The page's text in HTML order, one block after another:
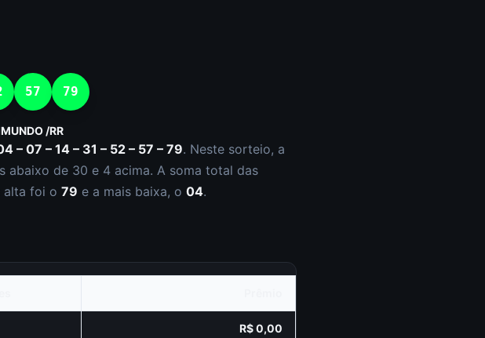
57 79
/RR
– 07 – 14 – 31 – 52 – 57 – 79. Neste sorteio, a
s abaixo de 30 e 4 acima. A soma total das
alta foi o 79 e a mais baixa, o 04.
R$ 0,00